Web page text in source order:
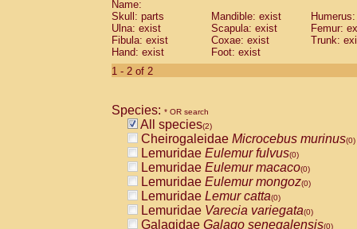
Cebidae
Cebidae Cebus nigrivittatus
Cebidae Cebusspp.(0)
Cebidae Saimiri boliviensis
CebidaeSaimiri sciureus(0)
AtelidaeAlouatta caraya(0)
Atelidae Alouatta seniculus
AtelidaeAlouatta
AtelidaeAteles belzebuth(0)
AtelidaeAteles geoffroyi(0)
AtelidaeAteles paniscus(0)
AtelidaeAtelesspp. (0)
AtelidaeLagothrix lagothricha
AtelidaeLagothrix lagothricha cana
PitheciidaeCacajao calvus
Name:
Skull: parts
Mandible: exist
Ulna: exist
Scapula: exist
Femur:
Fibula: exist
Coxae: exist
Trunk:
Hand: exist
Foot: exist
1 - 2 of 2
Species: * OR search
All species(2)
Cheirogaleidae Microcebus murinus(0)
Lemuridae Eulemur fulvus(0)
Lemuridae Eulemur macaco(0)
Lemuridae Eulemur mongoz(0)
Lemuridae Lemur catta(0)
Lemuridae Varecia variegata(0)
Galagidae Galago senegalensis(0)